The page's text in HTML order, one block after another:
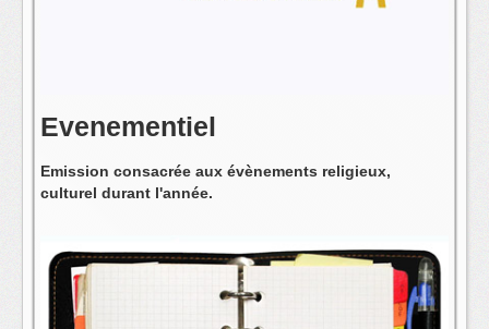
Evenementiel
Emission consacrée aux évènements religieux,
culturel durant l'année.